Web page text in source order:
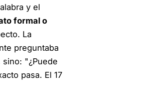
y el
formal o
La
preguntaba
"¿Puede
pasa. El 17